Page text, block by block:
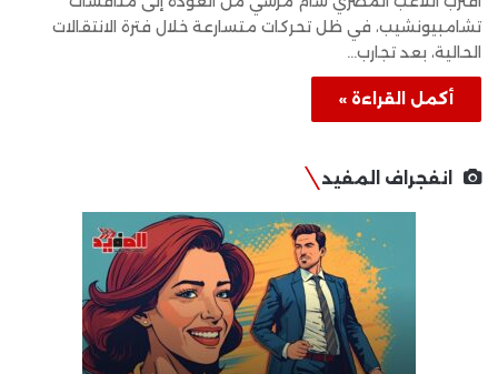
تشامبيونشيب، في ظل تحركات متسارعة خلال فترة الانتقالات
الحالية، بعد تجارب…
أكمل القراءة »
انفجراف المفيد